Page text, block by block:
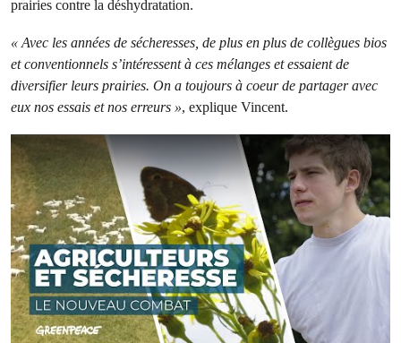
prairies contre la déshydratation.
« Avec les années de sécheresses, de plus en plus de collègues bios
et conventionnels s’intéressent à ces mélanges et essaient de
diversifier leurs prairies. On a toujours à coeur de partager avec
eux nos essais et nos erreurs », explique Vincent.